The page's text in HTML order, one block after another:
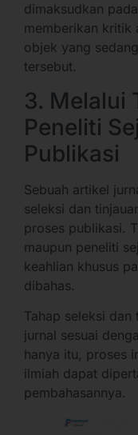
dimaksudkan
memberikan kritik
objek yang
tersebut.
3. Melalui
Peneliti
Publikasi
Sebuah artikel
seleksi dan
proses publikasi.
maupun peneliti
keahlian khusus
dibahas.
Tahap seleksi
jurnal sesuai
hanya itu, proses
ilmiah dapat
pembahasannya.